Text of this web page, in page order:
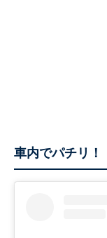
車内でパチリ！